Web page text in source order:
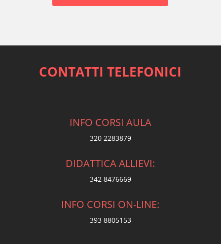
CONTATTI TELEFONICI
INFO CORSI AULA
320 2283879
DIDATTICA ALLIEVI:
342 8476669
INFO CORSI ON-LINE:
393 8805153